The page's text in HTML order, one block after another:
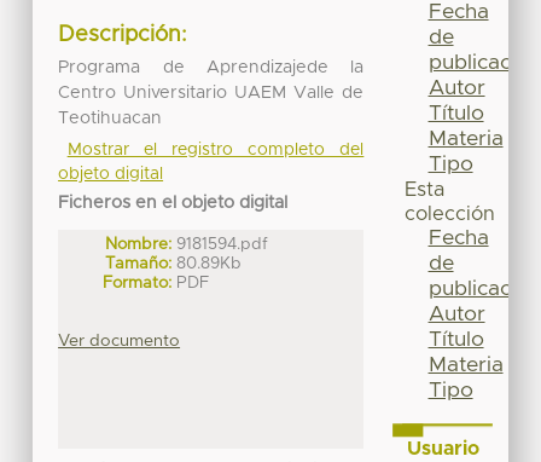
Descripción:
Programa de Aprendizajede la
Centro Universitario UAEM Valle de
Teotihuacan
Mostrar el registro completo del
objeto digital
Ficheros en el objeto digital
Nombre: 9181594.pdf
Tamaño: 80.89Kb
Formato: PDF
Ver documento
Fecha
de
publicación
Autor
Título
Materia
Tipo
Esta
colección
Fecha
de
publicación
Autor
Título
Materia
Tipo
Usuario